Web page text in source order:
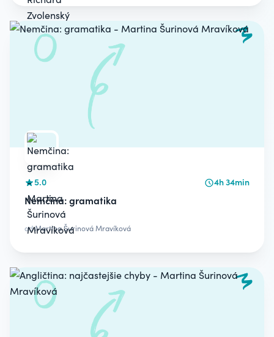
5.0 4h 34min
Nemčina: gramatika
odMartina Šurinová Mravíková